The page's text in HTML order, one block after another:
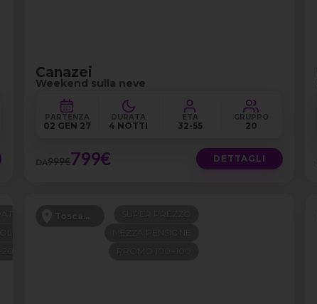
Canazei
Weekend sulla neve
PARTENZA
02 GEN 27
DURATA
4 NOTTI
ETÀ
32-55
GRUPPO
20
DA999€799€ DETTAGLI
Toscana